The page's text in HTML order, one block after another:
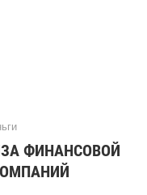
ФИНАНСОВОЙ